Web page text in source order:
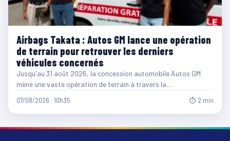
Airbags Takata : Autos GM lance une opération
de terrain pour retrouver les derniers
véhicules concernés
Jusqu'au 31 août 2026, la concession automobile Autos GM
mène une vaste opération de terrain à travers la…
07/08/2026 · 10h35 ⏱ 2 min